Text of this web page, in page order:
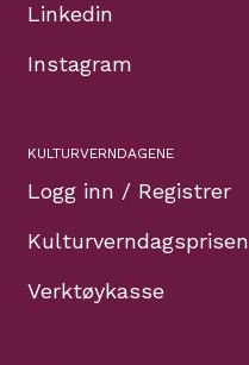
Linkedin
Instagram
KULTURVERNDAGENE
Logg inn / Registrer
Kulturverndagsprisen
Verktøykasse